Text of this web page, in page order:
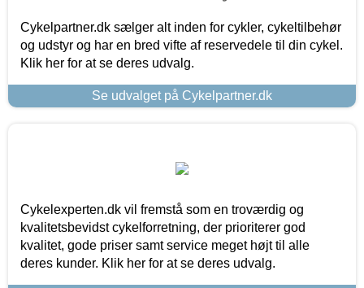
Cykelpartner.dk sælger alt inden for cykler, cykeltilbehør
og udstyr og har en bred vifte af reservedele til din cykel.
Klik her for at se deres udvalg.
Se udvalget på Cykelpartner.dk
Cykelexperten.dk vil fremstå som en troværdig og
kvalitetsbevidst cykelforretning, der prioriterer god
kvalitet, gode priser samt service meget højt til alle
deres kunder. Klik her for at se deres udvalg.